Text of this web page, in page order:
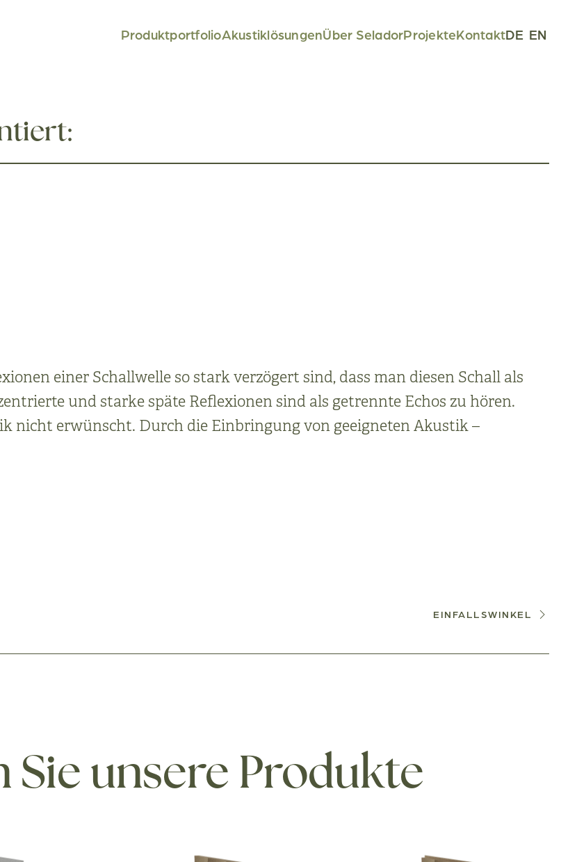
ProduktportfolioAkustiklösungenÜber SeladorProjekteKontaktDE EN
einer Schallwelle so stark verzögert sind, dass man diesen Schall als
und starke späte Reflexionen sind als getrennte Echos zu hören.
nicht erwünscht. Durch die Einbringung von geeigneten Akustik –
EINFALLSWINKEL
Sie unsere Produkte